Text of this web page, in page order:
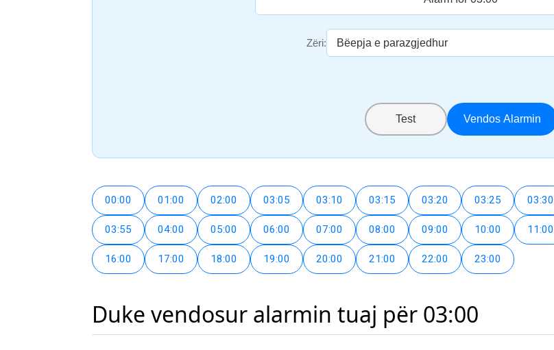
Zëri:
Test Vendos Alarmin
00:00 01:00 02:00 03:05 03:10 03:15 03:20 03:25 03:30
03:55 04:00 05:00 06:00 07:00 08:00 09:00 10:00 11:00
16:00 17:00 18:00 19:00 20:00 21:00 22:00 23:00
Duke vendosur alarmin tuaj për 03:00